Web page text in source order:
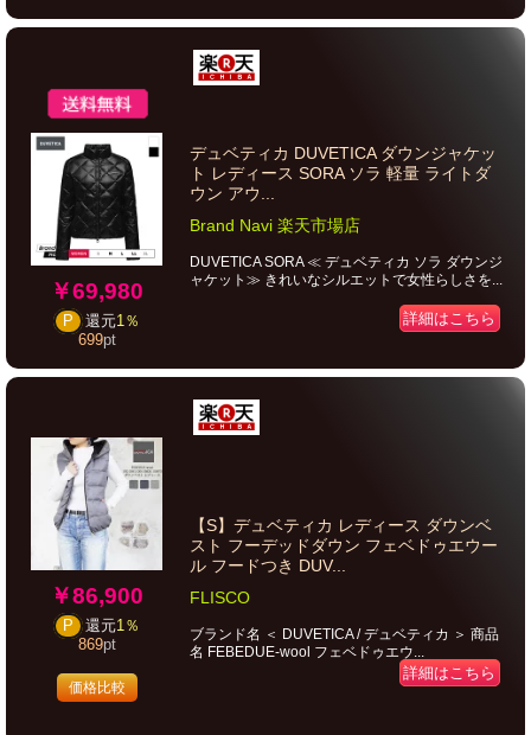
￥69,980
P 還元1％
699pt
デュベティカ DUVETICA ダウンジャケッ
ト レディース SORA ソラ 軽量 ライトダ
ウン アウ...
Brand Navi 楽天市場店
DUVETICA SORA ≪ デュベティカ ソラ ダウンジ
ャケット≫ きれいなシルエットで女性らしさを...
詳細はこちら
￥86,900
P 還元1％
869pt
価格比較
【S】デュベティカ レディース ダウンベ
スト フーデッドダウン フェベドゥエウー
ル フードつき DUV...
FLISCO
ブランド名 ＜ DUVETICA / デュベティカ ＞ 商品
名 FEBEDUE-wool フェベドゥエウ...
詳細はこちら